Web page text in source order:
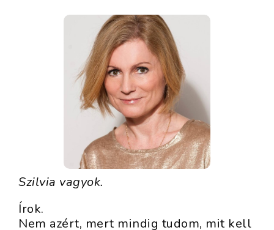
Szilvia vagyok.
Írok.
Nem azért, mert mindig tudom, mit kell